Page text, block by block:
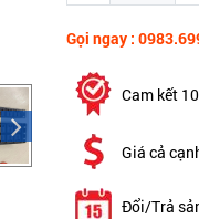
Gọi ngay :
Cam kết
Giá cả
Đổi/Trả